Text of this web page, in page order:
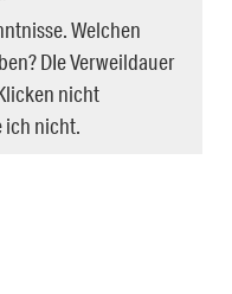
Welchen
DIe Verweildauer
nicht
ich nicht.